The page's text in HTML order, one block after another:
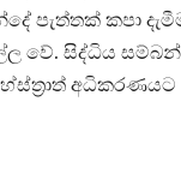
පැත්තක් කපා
වේ. සිද්ධිය